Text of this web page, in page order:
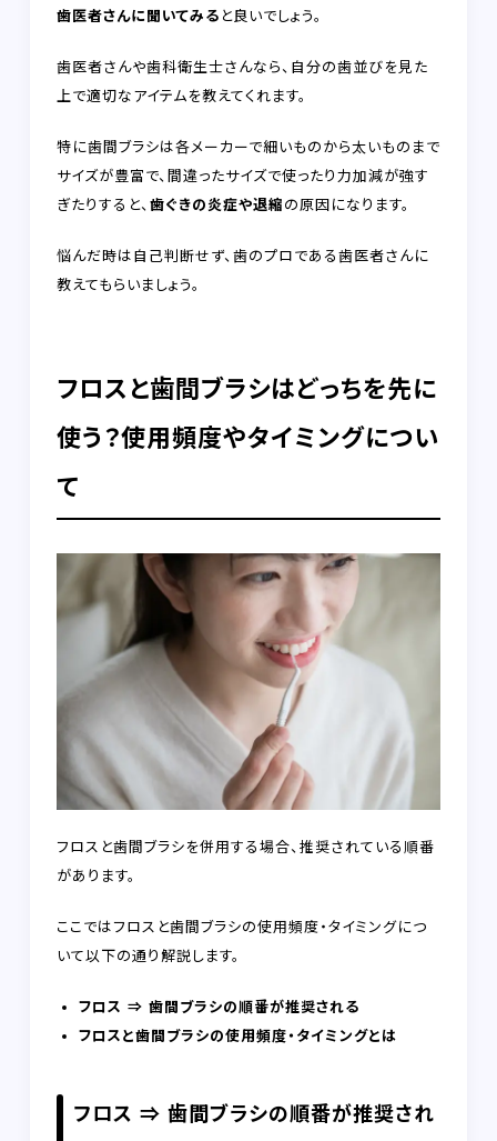
歯医者さんに聞いてみる と良いでしょう。
歯医者さんや歯科衛生士さんなら、自分の歯並びを見た
上で適切なアイテムを教えてくれます。
特に歯間ブラシは各メーカーで細いものから太いものまで
サイズが豊富で、間違ったサイズで使ったり力加減が強す
ぎたりすると、 歯ぐきの炎症や退縮の原因になります。
悩んだ時は自己判断せず、歯のプロである歯医者さんに
教えてもらいましょう。
フロスと歯間ブラシはどっちを先に
使う？使用頻度やタイミングについ
て
フロスと歯間ブラシを併用する場合、推奨されている順番
があります。
ここではフロスと歯間ブラシの使用頻度・タイミングにつ
いて以下の通り解説します。
フロス ⇒ 歯間ブラシの順番が推奨される
フロスと歯間ブラシの使用頻度・タイミングとは
フロス ⇒ 歯間ブラシの順番が推奨され